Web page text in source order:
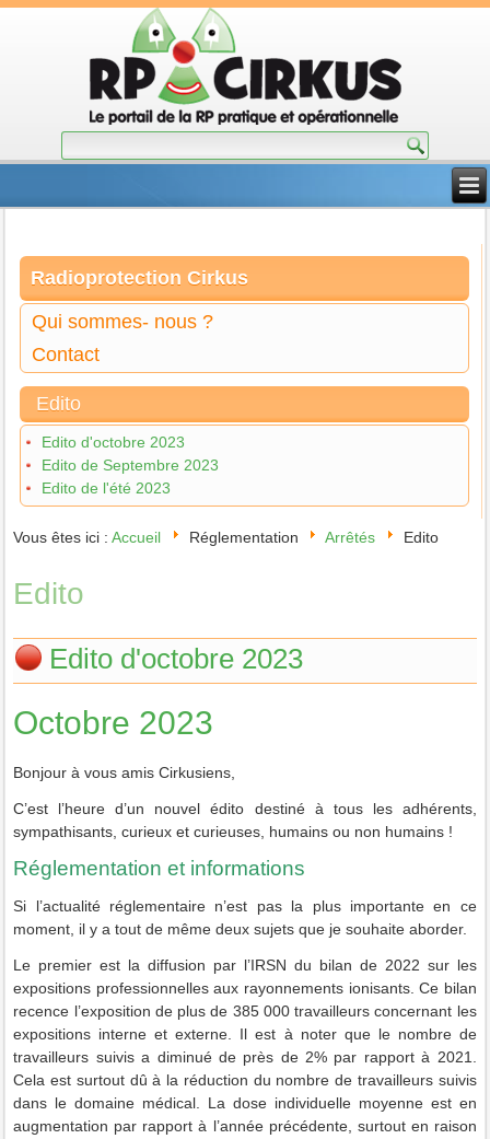
Radioprotection Cirkus
Qui sommes- nous ?
Contact
Edito
Edito d'octobre 2023
Edito de Septembre 2023
Edito de l'été 2023
Vous êtes ici :Accueil Réglementation Arrêtés Edito
Edito
Edito d'octobre 2023
Octobre 2023
Bonjour à vous amis Cirkusiens,
C’est l’heure d’un nouvel édito destiné à tous les adhérents,
sympathisants, curieux et curieuses, humains ou non humains !
Réglementation et informations
Si l’actualité réglementaire n’est pas la plus importante en ce
moment, il y a tout de même deux sujets que je souhaite aborder.
Le premier est la diffusion par l’IRSN du bilan de 2022 sur les
expositions professionnelles aux rayonnements ionisants. Ce bilan
recence l’exposition de plus de 385 000 travailleurs concernant les
expositions interne et externe. Il est à noter que le nombre de
travailleurs suivis a diminué de près de 2% par rapport à 2021.
Cela est surtout dû à la réduction du nombre de travailleurs suivis
dans le domaine médical. La dose individuelle moyenne est en
augmentation par rapport à l’année précédente, surtout en raison